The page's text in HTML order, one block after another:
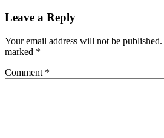
Leave a Reply
Your email address will not be published.
marked *
Comment *